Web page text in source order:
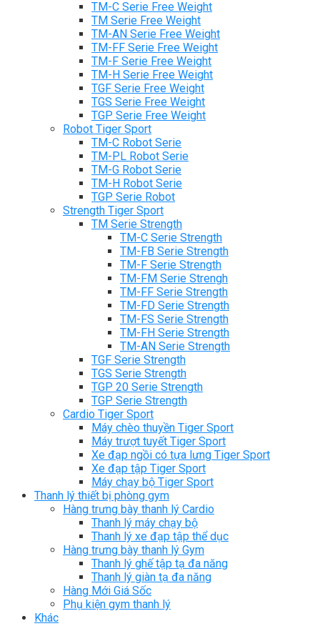
TM-C Serie Free Weight
TM Serie Free Weight
TM-AN Serie Free Weight
TM-FF Serie Free Weight
TM-F Serie Free Weight
TM-H Serie Free Weight
TGF Serie Free Weight
TGS Serie Free Weight
TGP Serie Free Weight
Robot Tiger Sport
TM-C Robot Serie
TM-PL Robot Serie
TM-G Robot Serie
TM-H Robot Serie
TGP Serie Robot
Strength Tiger Sport
TM Serie Strength
TM-C Serie Strength
TM-FB Serie Strength
TM-F Serie Strength
TM-FM Serie Strengh
TM-FF Serie Strength
TM-FD Serie Strength
TM-FS Serie Strength
TM-FH Serie Strength
TM-AN Serie Strength
TGF Serie Strength
TGS Serie Strength
TGP 20 Serie Strength
TGP Serie Strength
Cardio Tiger Sport
Máy chèo thuyền Tiger Sport
Máy trượt tuyết Tiger Sport
Xe đạp ngồi có tựa lưng Tiger Sport
Xe đạp tập Tiger Sport
Máy chạy bộ Tiger Sport
Thanh lý thiết bị phòng gym
Hàng trưng bày thanh lý Cardio
Thanh lý máy chạy bộ
Thanh lý xe đạp tập thể dục
Hàng trưng bày thanh lý Gym
Thanh lý ghế tập tạ đa năng
Thanh lý giàn tạ đa năng
Hàng Mới Giá Sốc
Phụ kiện gym thanh lý
Khác